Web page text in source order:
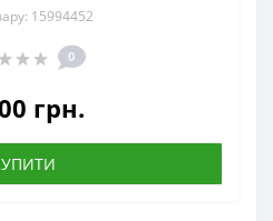
15994452
0
грн.